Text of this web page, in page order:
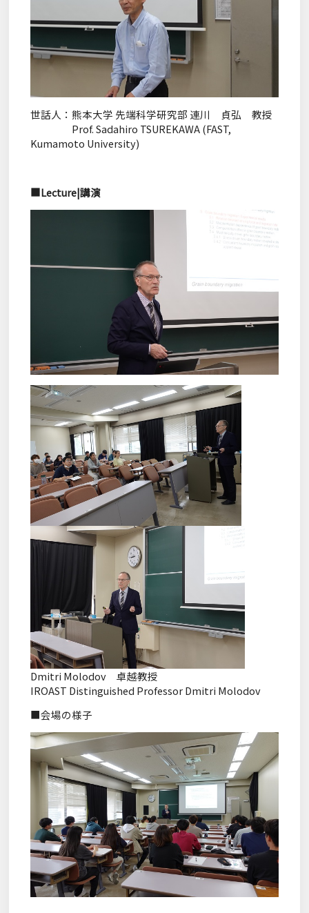
世話人：熊本大学 先端科学研究部 連川 貞弘 教授
Prof. Sadahiro TSUREKAWA (FAST,
Kumamoto University)
■Lecture|講演
Dmitri Molodov 卓越教授
IROAST Distinguished Professor Dmitri Molodov
■会場の様子